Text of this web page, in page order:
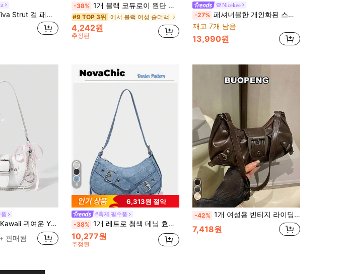
패셔너블 심플 개인화 스트리트 스위트 쿨 걸 Y2K 레트로 커피 스웨이드 리벳 숄더백, 일상 학교 쇼핑용
-38% 1개 블랙 코듀로이 원단 부드러운 지퍼 드로스트링 숄더 스트랩 디자인 활 자수 패션 다용도 캐주얼 솔리드 컬러 미니멀리스트 뉴 가을/겨울 유니크 숄더백, 여성 데일리용으로 적합
#9 TOP 3위 에서 블랙 여성 숄더백
4,242원
추정된
Nicekee
-27% 패셔너블한 개인화된 스트리트 스타일 숄더백, 니치 디자인, 다기능, 클래식 합성 가죽 디자인, 데이트와 저녁 식사에 적합
재고 7개 남음
13,990원
로윈 패션 & 고딕 패션에 완벽한 할로윈 지갑, 여성을 위한 최고의 할로윈 선물, 귀여운, 리본, 카와이
판매됨
6
6,313원 절약
#축제 필수품
-38% 1개 레트로 청색 데님 효과 PU 프린트 Y2K 고딕 패션 리벳 장식 빈티지 블록 장식 여성 숄더백 일상 사용을 위한 조절 가능한 스트랩
10,277원
추정된
-42% 1개 여성용 빈티지 라이딩 스타일 리벳 조절식 숄더 스트랩 크로스바디 백, 대용량 부드러운 그라데이션 컬러 숄더/겨드랑이 백, 직장, 데이트, 파티, 쇼핑, 지갑 수납에 적합, 젊은 여성, 대학생, 신입 화이트칼라, 사무직원에게 적합. 사무실, 캠퍼스, 직장, 비즈니스, 통근, 야외 활동, 여행 및 외출에 완벽
7,418원